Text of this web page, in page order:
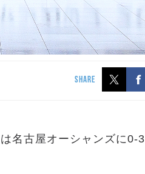
SHARE
名古屋オーシャンズに0-3